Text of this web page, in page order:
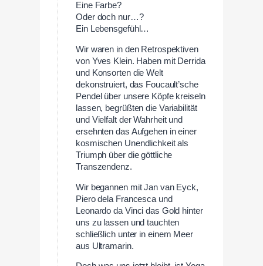
Eine Farbe?
Oder doch nur…?
Ein Lebensgefühl…
Wir waren in den Retrospektiven
von Yves Klein. Haben mit Derrida
und Konsorten die Welt
dekonstruiert, das Foucault’sche
Pendel über unsere Köpfe kreiseln
lassen, begrüßten die Variabilität
und Vielfalt der Wahrheit und
ersehnten das Aufgehen in einer
kosmischen Unendlichkeit als
Triumph über die göttliche
Transzendenz.
Wir begannen mit Jan van Eyck,
Piero dela Francesca und
Leonardo da Vinci das Gold hinter
uns zu lassen und tauchten
schließlich unter in einem Meer
aus Ultramarin.